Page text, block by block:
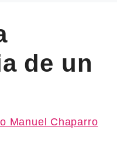
de un
Manuel Chaparro